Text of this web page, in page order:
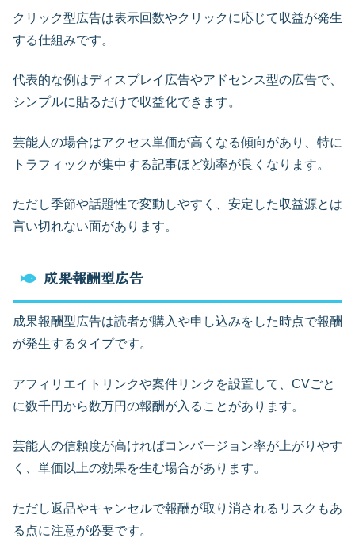
クリック型広告は表示回数やクリックに応じて収益が発生
する仕組みです。
代表的な例はディスプレイ広告やアドセンス型の広告で、
シンプルに貼るだけで収益化できます。
芸能人の場合はアクセス単価が高くなる傾向があり、特に
トラフィックが集中する記事ほど効率が良くなります。
ただし季節や話題性で変動しやすく、安定した収益源とは
言い切れない面があります。
成果報酬型広告
成果報酬型広告は読者が購入や申し込みをした時点で報酬
が発生するタイプです。
アフィリエイトリンクや案件リンクを設置して、CVごと
に数千円から数万円の報酬が入ることがあります。
芸能人の信頼度が高ければコンバージョン率が上がりやす
く、単価以上の効果を生む場合があります。
ただし返品やキャンセルで報酬が取り消されるリスクもあ
る点に注意が必要です。